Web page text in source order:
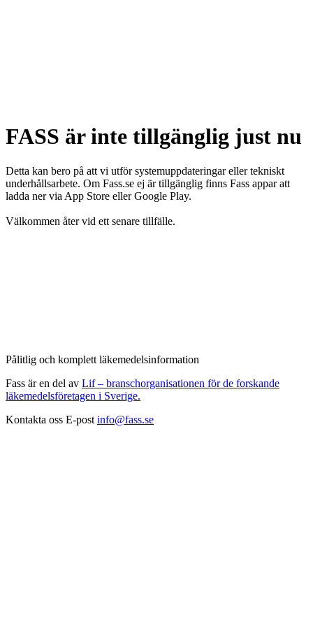
FASS är inte tillgänglig just nu
Detta kan bero på att vi utför systemuppdateringar eller tekniskt
underhållsarbete. Om Fass.se ej är tillgänglig finns Fass appar att
ladda ner via App Store eller Google Play.
Välkommen åter vid ett senare tillfälle.
Pålitlig och komplett läkemedelsinformation
Fass är en del av Lif – branschorganisationen för de forskande
läkemedelsföretagen i Sverige.
Kontakta oss E-post info@fass.se